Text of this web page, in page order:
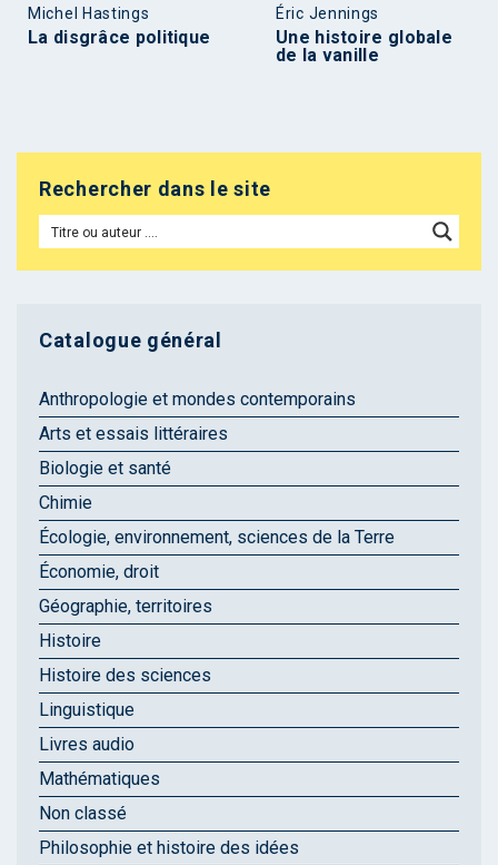
Michel Hastings
La disgrâce politique
Éric Jennings
Une histoire globale
de la vanille
Rechercher dans le site
Catalogue général
Anthropologie et mondes contemporains
Arts et essais littéraires
Biologie et santé
Chimie
Écologie, environnement, sciences de la Terre
Économie, droit
Géographie, territoires
Histoire
Histoire des sciences
Linguistique
Livres audio
Mathématiques
Non classé
Philosophie et histoire des idées